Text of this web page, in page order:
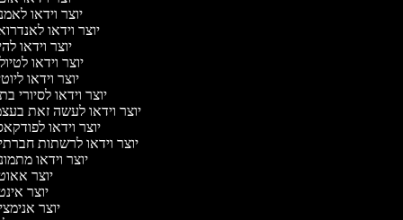
יוצר וידאו
יוצר וידאו
יוצר וידאו
יוצר וידאו
יוצר וידאו
יוצר וידאו לסיורי
יוצר וידאו לעשה זאת
יוצר וידאו
יוצר וידאו לרשתות
יוצר וידאו
יוצר
יוצר
יוצר